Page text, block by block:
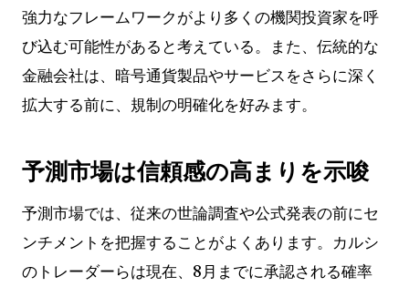
強力なフレームワークがより多くの機関投資家を呼
び込む可能性があると考えている。また、伝統的な
金融会社は、暗号通貨製品やサービスをさらに深く
拡大する前に、規制の明確化を好みます。
予測市場は信頼感の高まりを示唆
予測市場では、従来の世論調査や公式発表の前にセ
ンチメントを把握することがよくあります。カルシ
のトレーダーらは現在、8月までに承認される確率